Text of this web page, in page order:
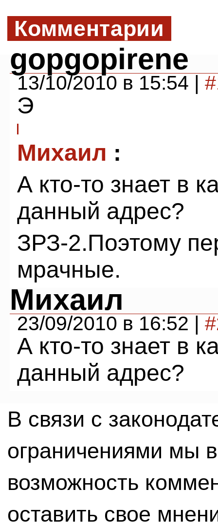
Комментарии
gopgopirene
13/10/2010 в 15:54 |
Э
Михаил :
А кто-то знает в
данный адрес?
ЗРЗ-2.Поэтому
мрачные.
Михаил
23/09/2010 в 16:52 |
А кто-то знает в
данный адрес?
В связи с
ограничениями мы
возможность
оставить свое